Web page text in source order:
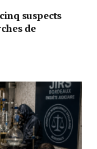
suspects
de